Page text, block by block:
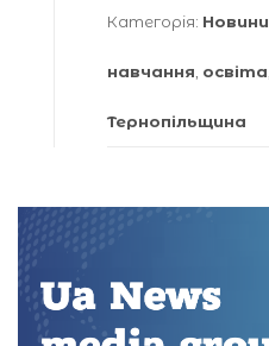
Категорія: Новини
навчання освіта
Тернопільщина